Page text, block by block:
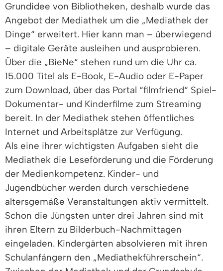
Grundidee von Bibliotheken, deshalb wurde das
Angebot der Mediathek um die „Mediathek der
Dinge“ erweitert. Hier kann man – überwiegend
– digitale Geräte ausleihen und ausprobieren.
Über die „BieNe“ stehen rund um die Uhr ca.
15.000 Titel als E-Book, E-Audio oder E-Paper
zum Download, über das Portal “filmfriend“ Spiel-
Dokumentar- und Kinderfilme zum Streaming
bereit. In der Mediathek stehen öffentliches
Internet und Arbeitsplätze zur Verfügung.
Als eine ihrer wichtigsten Aufgaben sieht die
Mediathek die Leseförderung und die Förderung
der Medienkompetenz. Kinder- und
Jugendbücher werden durch verschiedene
altersgemäße Veranstaltungen aktiv vermittelt.
Schon die Jüngsten unter drei Jahren sind mit
ihren Eltern zu Bilderbuch-Nachmittagen
eingeladen. Kindergärten absolvieren mit ihren
Schulanfängern den „Mediathekführerschein“.